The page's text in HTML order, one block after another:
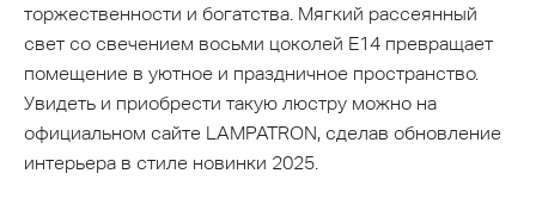
торжественности и богатства. Мягкий рассеянный
свет со свечением восьми цоколей E14 превращает
помещение в уютное и праздничное пространство.
Увидеть и приобрести такую люстру можно на
официальном сайте LAMPATRON, сделав обновление
интерьера в стиле новинки 2025.